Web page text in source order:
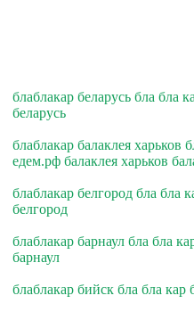
блаблакар беларусь бла бла
беларусь
блаблакар балаклея харьков
едем.рф балаклея харьков
блаблакар белгород бла бла
белгород
блаблакар барнаул бла бла
барнаул
блаблакар бийск бла бла